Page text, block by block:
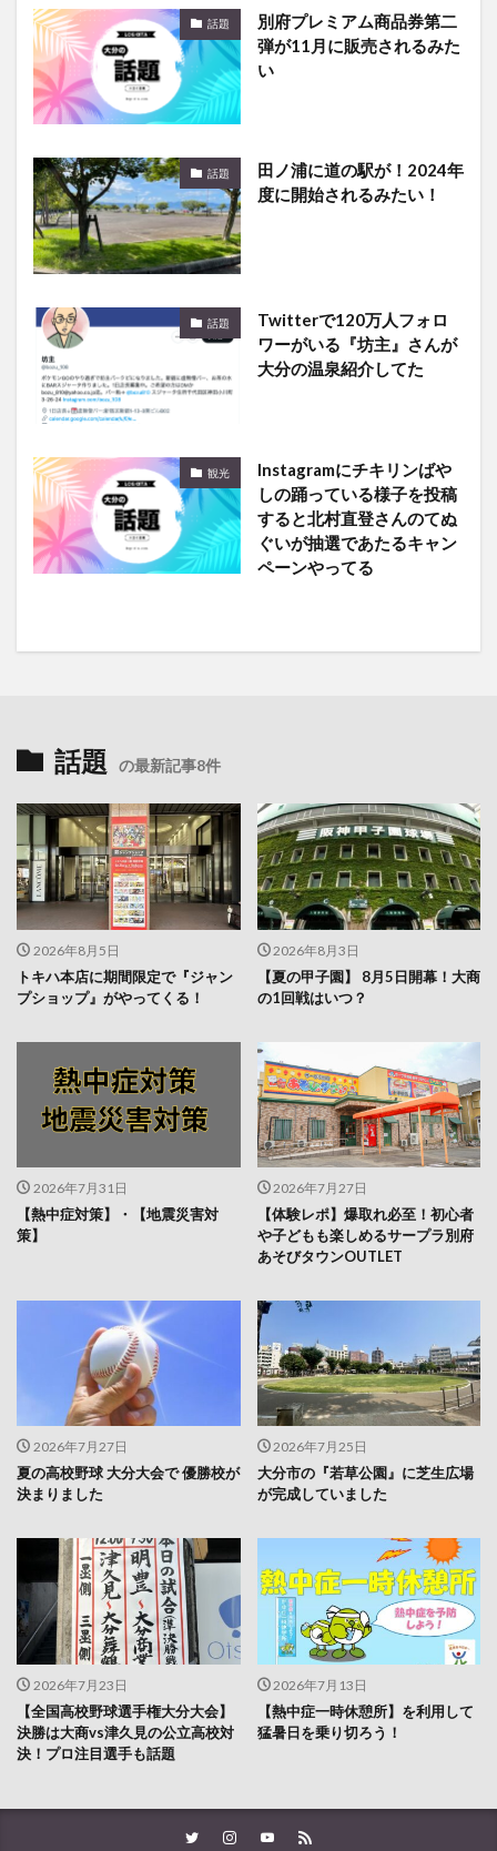
話題
別府プレミアム商品券第二
弾が11月に販売されるみた
い
話題
田ノ浦に道の駅が！2024年
度に開始されるみたい！
話題
Twitterで120万人フォロ
ワーがいる『坊主』さんが
大分の温泉紹介してた
観光
Instagramにチキリンばや
しの踊っている様子を投稿
すると北村直登さんのてぬ
ぐいが抽選であたるキャン
ペーンやってる
話題 の最新記事8件
2026年8月5日
トキハ本店に期間限定で『ジャン
プショップ』がやってくる！
2026年8月3日
【夏の甲子園】 8月5日開幕！大商
の1回戦はいつ？
2026年7月31日
【熱中症対策】・【地震災害対
策】
2026年7月27日
【体験レポ】爆取れ必至！初心者
や子どもも楽しめるサープラ別府
あそびタウンOUTLET
2026年7月27日
夏の高校野球 大分大会で 優勝校が
決まりました
2026年7月25日
大分市の『若草公園』に芝生広場
が完成していました
2026年7月23日
【全国高校野球選手権大分大会】
決勝は大商vs津久見の公立高校対
決！プロ注目選手も話題
2026年7月13日
【熱中症一時休憩所】を利用して
猛暑日を乗り切ろう！